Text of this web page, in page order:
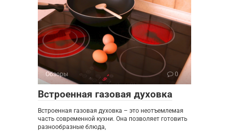
Обзоры 0
Встроенная газовая духовка
Встроенная газовая духовка – это неотъемлемая
часть современной кухни. Она позволяет готовить
разнообразные блюда,